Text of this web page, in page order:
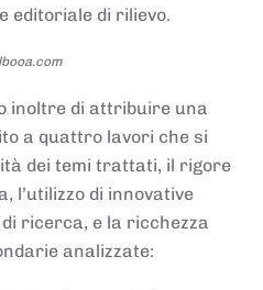
editoriale di rilievo.
inoltre di attribuire una
a quattro lavori che si
dei temi trattati, il rigore
l’utilizzo di innovative
ricerca, e la ricchezza
analizzate: